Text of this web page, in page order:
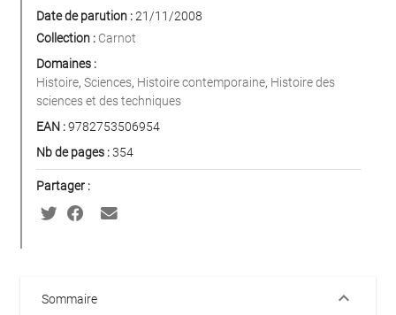
Date de parution :21/11/2008
Collection : Carnot
Domaines :
Histoire, Sciences, Histoire contemporaine, Histoire des
sciences et des techniques
EAN :9782753506954
Nb de pages :354
Partager :
Sommaire keyboard_arrow_down